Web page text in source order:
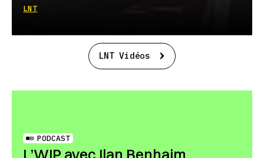
LNT
LNT Vidéos
PODCAST
L’WIP avec Ilan Benhaim